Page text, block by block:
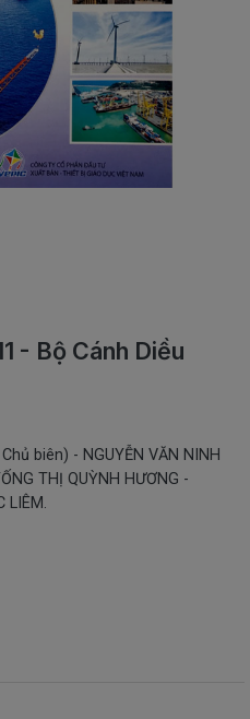
- Bộ Cánh Diều
biên) - NGUYỄN VĂN NINH
THỊ QUỲNH HƯƠNG -
LIÊM.